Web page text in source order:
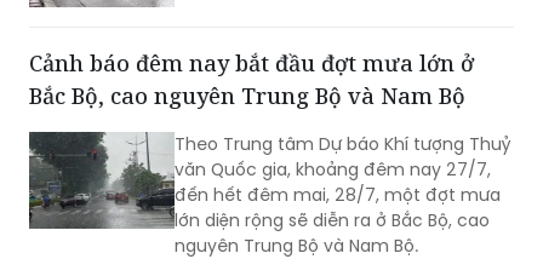
Cảnh báo đêm nay bắt đầu đợt mưa lớn ở
Bắc Bộ, cao nguyên Trung Bộ và Nam Bộ
Theo Trung tâm Dự báo Khí tượng Thuỷ
văn Quốc gia, khoảng đêm nay 27/7,
đến hết đêm mai, 28/7, một đợt mưa
lớn diện rộng sẽ diễn ra ở Bắc Bộ, cao
nguyên Trung Bộ và Nam Bộ.